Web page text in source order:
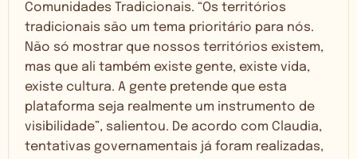
Comunidades Tradicionais. “Os territórios
tradicionais são um tema prioritário para nós.
Não só mostrar que nossos territórios existem,
mas que ali também existe gente, existe vida,
existe cultura. A gente pretende que esta
plataforma seja realmente um instrumento de
visibilidade”, salientou. De acordo com Claudia,
tentativas governamentais já foram realizadas,